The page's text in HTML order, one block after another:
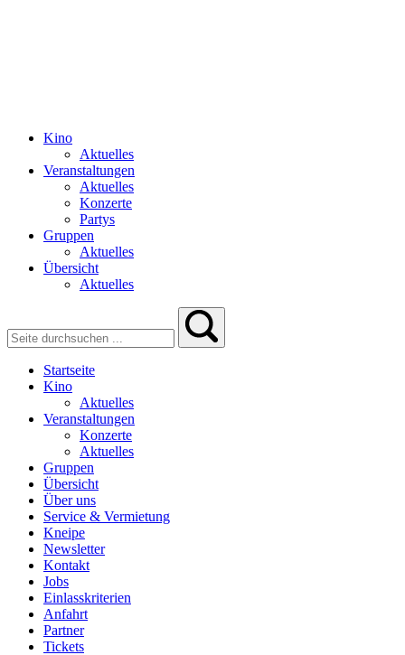
Kino
Aktuelles
Veranstaltungen
Aktuelles
Konzerte
Partys
Gruppen
Aktuelles
Übersicht
Aktuelles
Startseite
Kino
Aktuelles
Veranstaltungen
Konzerte
Aktuelles
Gruppen
Übersicht
Über uns
Service & Vermietung
Kneipe
Newsletter
Kontakt
Jobs
Einlasskriterien
Anfahrt
Partner
Tickets